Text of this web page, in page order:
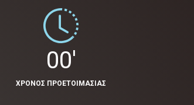
00'
ΧΡΟΝΟΣ ΠΡΟΕΤΟΙΜΑΣΙΑΣ